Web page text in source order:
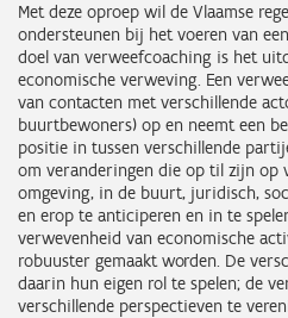
Met deze oproep wil de Vlaamse
ondersteunen bij het voeren van
doel van verweefcoaching is het
economische verweving. Een
van contacten met verschillende
buurtbewoners) op en neemt een
positie in tussen verschillende
om veranderingen die op til zijn op
omgeving, in de buurt, juridisch,
en erop te anticiperen en in te
verwevenheid van economische
robuuster gemaakt worden. De
daarin hun eigen rol te spelen; de
verschillende perspectieven te